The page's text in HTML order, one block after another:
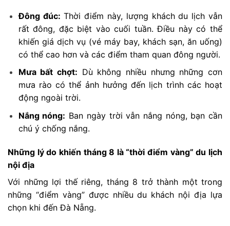
Đông đúc: Thời điểm này, lượng khách du lịch vẫn
rất đông, đặc biệt vào cuối tuần. Điều này có thể
khiến giá dịch vụ (vé máy bay, khách sạn, ăn uống)
có thể cao hơn và các điểm tham quan đông người.
Mưa bất chợt: Dù không nhiều nhưng những cơn
mưa rào có thể ảnh hưởng đến lịch trình các hoạt
động ngoài trời.
Nắng nóng: Ban ngày trời vẫn nắng nóng, bạn cần
chú ý chống nắng.
Những lý do khiến tháng 8 là “thời điểm vàng” du lịch
nội địa
Với những lợi thế riêng, tháng 8 trở thành một trong
những “điểm vàng” được nhiều du khách nội địa lựa
chọn khi đến Đà Nẵng.